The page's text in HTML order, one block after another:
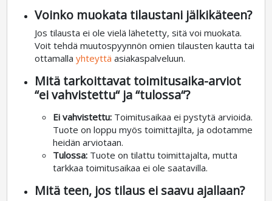
Voinko muokata tilaustani jälkikäteen?
Jos tilausta ei ole vielä lähetetty, sitä voi muokata.
Voit tehdä muutospyynnön omien tilausten kautta tai
ottamallayhteyttä asiakaspalveluun.
Mitä tarkoittavat toimitusaika-arviot
“ei vahvistettu“ ja “tulossa“?
Ei vahvistettu: Toimitusaikaa ei pystytä arvioida.
Tuote on loppu myös toimittajilta, ja odotamme
heidän arviotaan.
Tulossa: Tuote on tilattu toimittajalta, mutta
tarkkaa toimitusaikaa ei ole saatavilla.
Mitä teen, jos tilaus ei saavu ajallaan?